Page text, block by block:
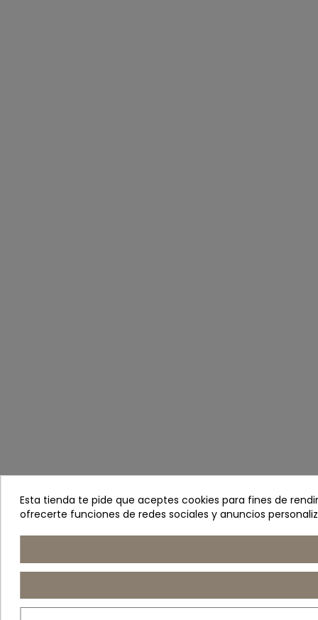
Esta tienda te pide que aceptes cookies para fines de
ofrecerte funciones de redes sociales y anuncios